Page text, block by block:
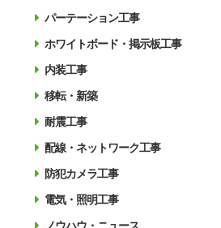
パーテーション工事
ホワイトボード・掲示板工事
内装工事
移転・新築
耐震工事
配線・ネットワーク工事
防犯カメラ工事
電気・照明工事